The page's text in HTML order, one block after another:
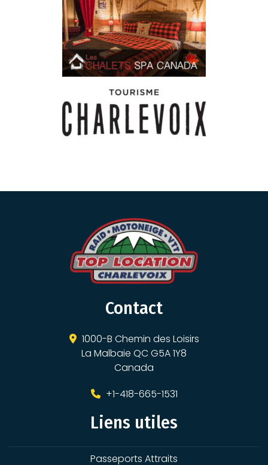
Contact
1000-B Chemin des Loisirs
La Malbaie QC G5A 1Y8
Canada
+1-418-665-1531
Liens utiles
Passeports Attraits